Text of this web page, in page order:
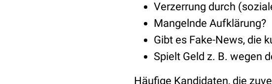
Verzerrung durch
Mangelnde Aufklärung?
Gibt es Fake-News, die
Spielt Geld z. B. wegen
Häufige Kandidaten, die